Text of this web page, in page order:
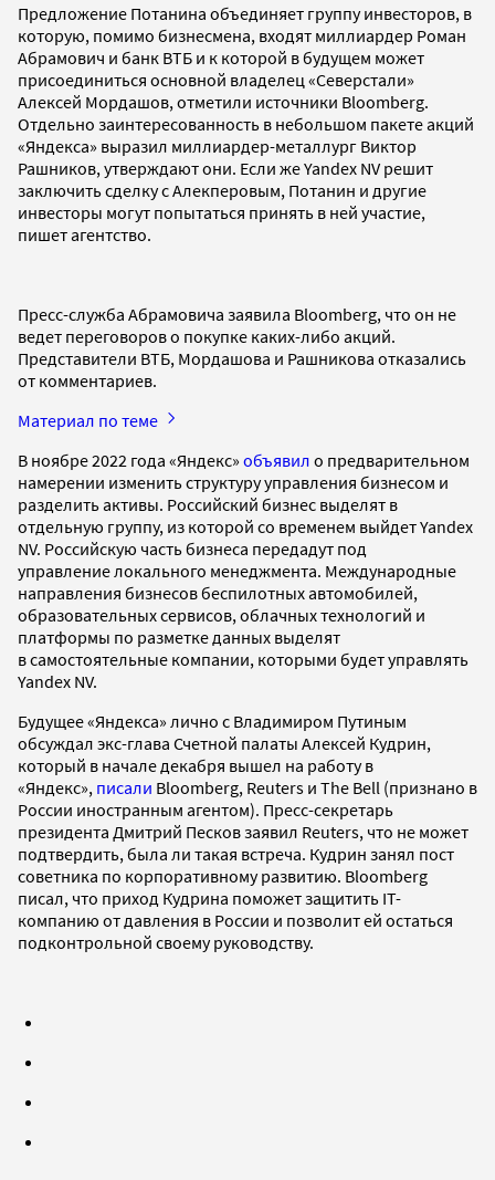
Предложение Потанина объединяет группу инвесторов, в
которую, помимо бизнесмена, входят миллиардер Роман
Абрамович и банк ВТБ и к которой в будущем может
присоединиться основной владелец «Северстали»
Алексей Мордашов, отметили источники Bloomberg.
Отдельно заинтересованность в небольшом пакете акций
«Яндекса» выразил миллиардер-металлург Виктор
Рашников, утверждают они. Если же Yandex NV решит
заключить сделку с Алекперовым, Потанин и другие
инвесторы могут попытаться принять в ней участие,
пишет агентство.
Пресс-служба Абрамовича заявила Bloomberg, что он не
ведет переговоров о покупке каких-либо акций.
Представители ВТБ, Мордашова и Рашникова отказались
от комментариев.
Материал по теме
В ноябре 2022 года «Яндекс» объявил о предварительном
намерении изменить структуру управления бизнесом и
разделить активы. Российский бизнес выделят в
отдельную группу, из которой со временем выйдет Yandex
NV. Российскую часть бизнеса передадут под
управление локального менеджмента. Международные
направления бизнесов беспилотных автомобилей,
образовательных сервисов, облачных технологий и
платформы по разметке данных выделят
в самостоятельные компании, которыми будет управлять
Yandex NV.
Будущее «Яндекса» лично с Владимиром Путиным
обсуждал экс-глава Счетной палаты Алексей Кудрин,
который в начале декабря вышел на работу в
«Яндекс», писали Bloomberg, Reuters и The Bell (признано в
России иностранным агентом). Пресс-секретарь
президента Дмитрий Песков заявил Reuters, что не может
подтвердить, была ли такая встреча. Кудрин занял пост
советника по корпоративному развитию. Bloomberg
писал, что приход Кудрина поможет защитить IT-
компанию от давления в России и позволит ей остаться
подконтрольной своему руководству.